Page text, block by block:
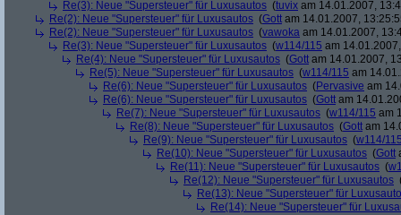
Re(3): Neue "Supersteuer" für Luxusautos (tuvix am 14.01.2007,
Re(2): Neue "Supersteuer" für Luxusautos (Gott am 14.01.2007,
Re(2): Neue "Supersteuer" für Luxusautos (vawoka am 14.01.2007,
Re(3): Neue "Supersteuer" für Luxusautos (w114/115 am
Re(4): Neue "Supersteuer" für Luxusautos (Gott am 14.01.2007,
Re(5): Neue "Supersteuer" für Luxusautos (w114/115 am
Re(6): Neue "Supersteuer" für Luxusautos (Pervasive am
Re(6): Neue "Supersteuer" für Luxusautos (Gott am
Re(7): Neue "Supersteuer" für Luxusautos (w114/115 am
Re(8): Neue "Supersteuer" für Luxusautos (Gott am
Re(9): Neue "Supersteuer" für Luxusautos (w114/
Re(10): Neue "Supersteuer" für Luxusautos (Gott
Re(11): Neue "Supersteuer" für Luxusautos (
Re(12): Neue "Supersteuer" für Luxusautos
Re(13): Neue "Supersteuer" für
Re(14): Neue "Supersteuer" für